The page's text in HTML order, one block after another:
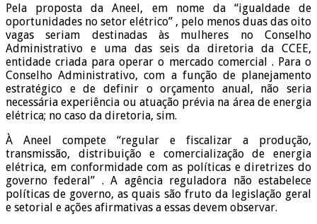
Pela proposta da Aneel, em nome da “igualdade de
oportunidades no setor elétrico” , pelo menos duas das oito
vagas seriam destinadas às mulheres no Conselho
Administrativo e uma das seis da diretoria da CCEE,
entidade criada para operar o mercado comercial . Para o
Conselho Administrativo, com a função de planejamento
estratégico e de definir o orçamento anual, não seria
necessária experiência ou atuação prévia na área de energia
elétrica; no caso da diretoria, sim.
À Aneel compete “regular e fiscalizar a produção,
transmissão, distribuição e comercialização de energia
elétrica, em conformidade com as políticas e diretrizes do
governo federal” . A agência reguladora não estabelece
políticas de governo, as quais são fruto da legislação geral
e setorial e ações afirmativas a essas devem observar.